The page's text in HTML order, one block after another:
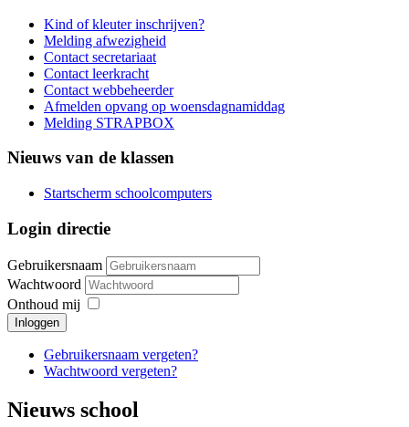
Kind of kleuter inschrijven?
Melding afwezigheid
Contact secretariaat
Contact leerkracht
Contact webbeheerder
Afmelden opvang op woensdagnamiddag
Melding STRAPBOX
Nieuws van de klassen
Startscherm schoolcomputers
Login directie
Gebruikersnaam
Wachtwoord
Onthoud mij
Inloggen
Gebruikersnaam vergeten?
Wachtwoord vergeten?
Nieuws school